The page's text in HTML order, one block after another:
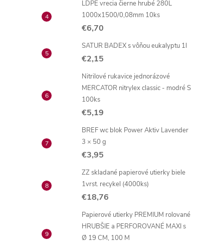
LDPE vrecia čierne hrubé 280L
1000x1500/0,08mm 10ks
€6,70
SATUR BADEX s vôňou eukalyptu 1l
€2,15
Nitrilové rukavice jednorázové
MERCATOR nitrylex classic - modré S
100ks
€5,19
BREF wc blok Power Aktiv Lavender
3 × 50 g
€3,95
ZZ skladané papierové utierky biele
1vrst. recykel (4000ks)
€18,76
Papierové utierky PREMIUM rolované
HRUBŠIE a PERFOROVANÉ MAXI s
Ø 19 CM, 100 M